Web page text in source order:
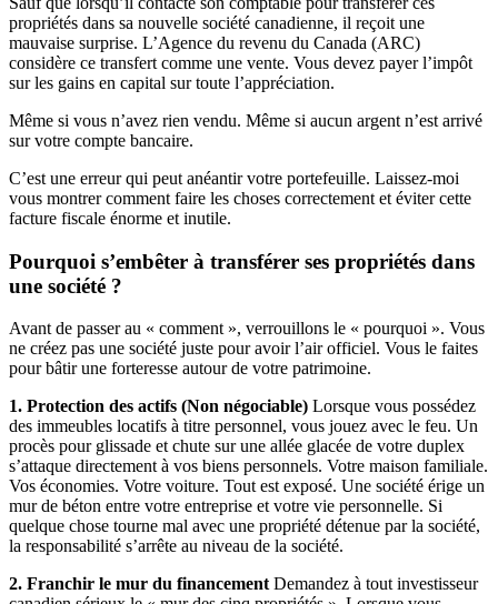
propriétés dans sa nouvelle société canadienne, il reçoit une
mauvaise surprise. L’Agence du revenu du Canada (ARC)
considère ce transfert comme une vente. Vous devez payer l’impôt
sur les gains en capital sur toute l’appréciation.
Même si vous n’avez rien vendu. Même si aucun argent n’est arrivé
sur votre compte bancaire.
C’est une erreur qui peut anéantir votre portefeuille. Laissez-moi
vous montrer comment faire les choses correctement et éviter cette
facture fiscale énorme et inutile.
Pourquoi s’embêter à transférer ses propriétés dans
une société ?
Avant de passer au « comment », verrouillons le « pourquoi ». Vous
ne créez pas une société juste pour avoir l’air officiel. Vous le faites
pour bâtir une forteresse autour de votre patrimoine.
1. Protection des actifs (Non négociable) Lorsque vous possédez
des immeubles locatifs à titre personnel, vous jouez avec le feu. Un
procès pour glissade et chute sur une allée glacée de votre duplex
s’attaque directement à vos biens personnels. Votre maison familiale.
Vos économies. Votre voiture. Tout est exposé. Une société érige un
mur de béton entre votre entreprise et votre vie personnelle. Si
quelque chose tourne mal avec une propriété détenue par la société,
la responsabilité s’arrête au niveau de la société.
2. Franchir le mur du financement Demandez à tout investisseur